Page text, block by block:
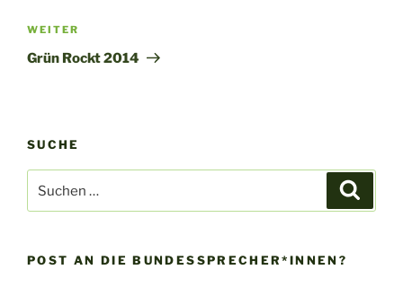
Nächster
Beitrag
WEITER
Grün Rockt 2014
SUCHE
nach:
POST AN DIE BUNDESSPRECHER*INNEN?